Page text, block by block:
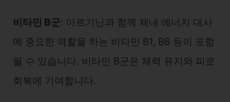
비타민 B군: 아르기닌과 함께 체내 에너지 대사
에 중요한 역할을 하는 비타민 B1, B6 등이 포함
될 수 있습니다. 비타민 B군은 체력 유지와 피로
회복에 기여합니다.